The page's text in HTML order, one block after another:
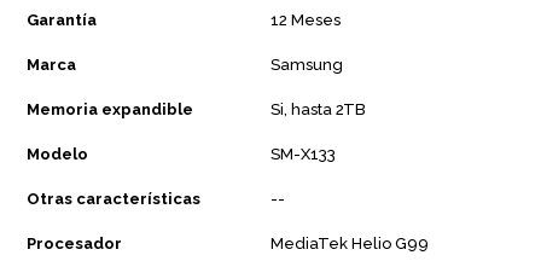
Garantía 12 Meses
Marca Samsung
Memoria expandible Si, hasta 2TB
Modelo SM-X133
Otras características --
Procesador MediaTek Helio G99